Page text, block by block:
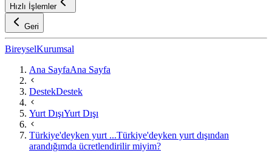
Hızlı İşlemler
Geri
BireyselKurumsal
Ana SayfaAna Sayfa
DestekDestek
Yurt DışıYurt Dışı
Türkiye'deyken yurt ...Türkiye'deyken yurt dışından
arandığımda ücretlendirilir miyim?